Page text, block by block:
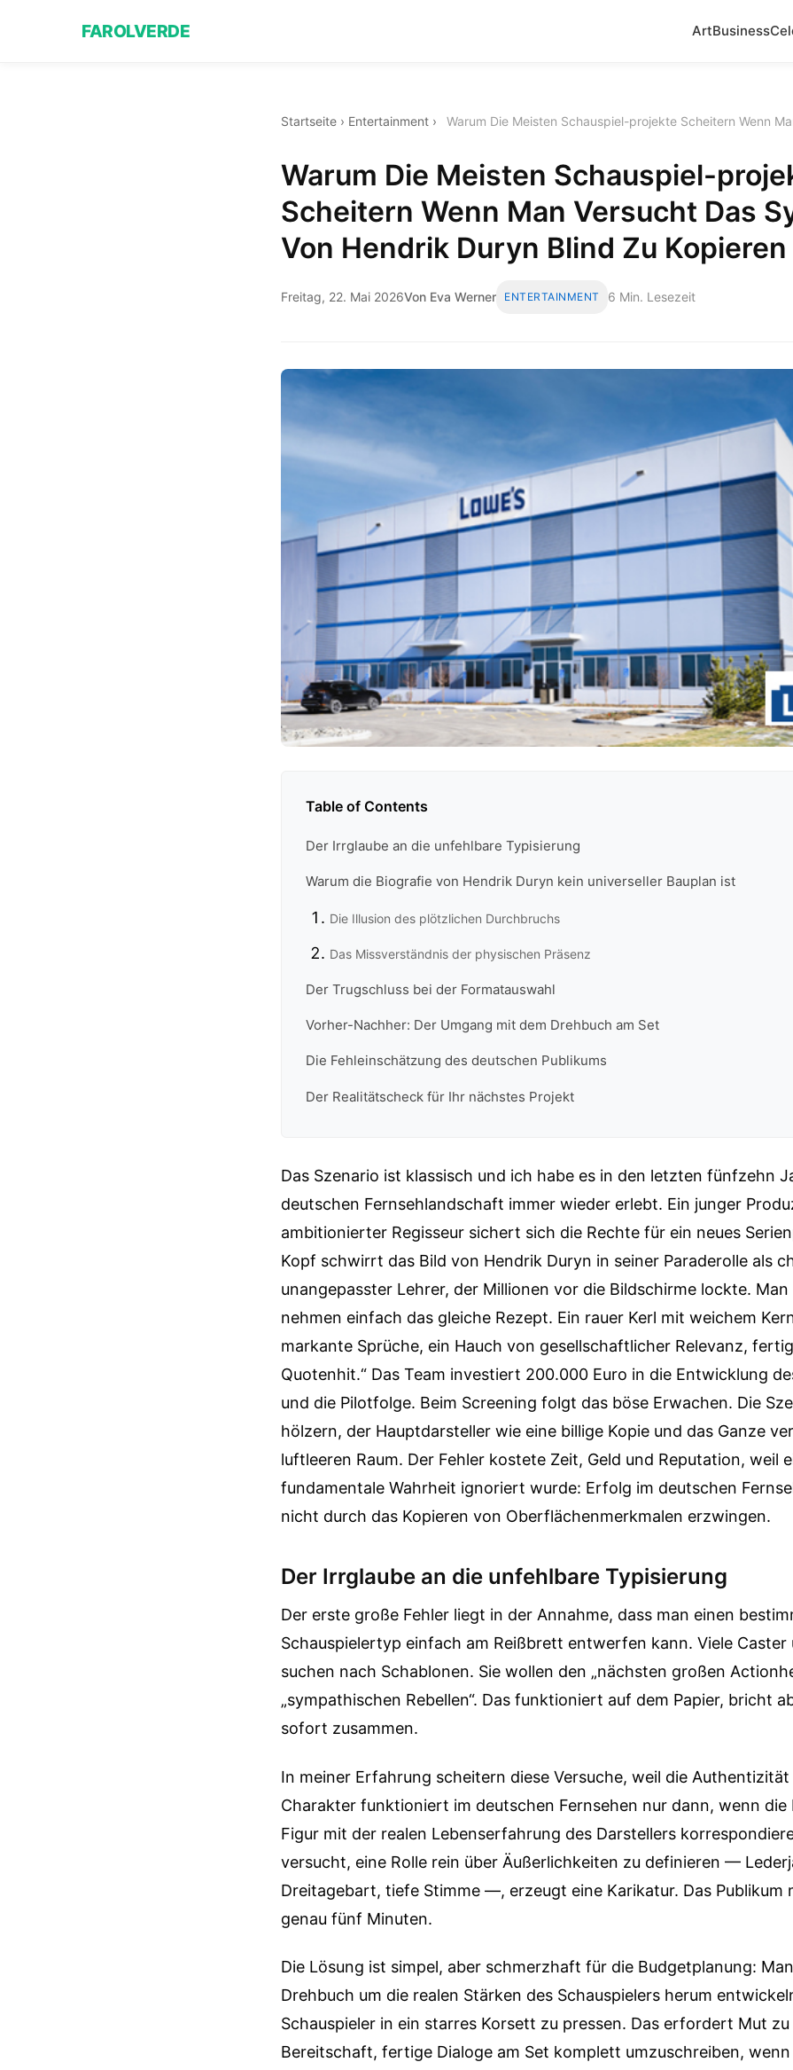
FAROLVERDE ArtBusiness
Startseite › Entertainment › Warum Die Meisten Schauspiel-projekte Scheitern Wenn
Warum Die Meisten Schauspiel-
Scheitern Wenn Man Versucht Das
Von Hendrik Duryn Blind Zu Kopieren
Freitag, 22. Mai 2026Von Eva Werner ENTERTAINMENT 6 Min. Lesezeit
Table of Contents
Der Irrglaube an die unfehlbare Typisierung
Warum die Biografie von Hendrik Duryn kein universeller Bauplan ist
Die Illusion des plötzlichen Durchbruchs
Das Missverständnis der physischen Präsenz
Der Trugschluss bei der Formatauswahl
Vorher-Nachher: Der Umgang mit dem Drehbuch am Set
Die Fehleinschätzung des deutschen Publikums
Der Realitätscheck für Ihr nächstes Projekt
Das Szenario ist klassisch und ich habe es in den letzten fünfzehn
deutschen Fernsehlandschaft immer wieder erlebt. Ein junger
ambitionierter Regisseur sichert sich die Rechte für ein neues
Kopf schwirrt das Bild von Hendrik Duryn in seiner Paraderolle als
unangepasster Lehrer, der Millionen vor die Bildschirme lockte. Man
nehmen einfach das gleiche Rezept. Ein rauer Kerl mit weichem
markante Sprüche, ein Hauch von gesellschaftlicher Relevanz,
Quotenhit.“ Das Team investiert 200.000 Euro in die Entwicklung
und die Pilotfolge. Beim Screening folgt das böse Erwachen. Die
hölzern, der Hauptdarsteller wie eine billige Kopie und das Ganze
luftleeren Raum. Der Fehler kostete Zeit, Geld und Reputation, weil
fundamentale Wahrheit ignoriert wurde: Erfolg im deutschen
nicht durch das Kopieren von Oberflächenmerkmalen erzwingen.
Der Irrglaube an die unfehlbare Typisierung
Der erste große Fehler liegt in der Annahme, dass man einen
Schauspielertyp einfach am Reißbrett entwerfen kann. Viele Caster
suchen nach Schablonen. Sie wollen den „nächsten großen
„sympathischen Rebellen“. Das funktioniert auf dem Papier, bricht
sofort zusammen.
In meiner Erfahrung scheitern diese Versuche, weil die
Charakter funktioniert im deutschen Fernsehen nur dann, wenn die
Figur mit der realen Lebenserfahrung des Darstellers
versucht, eine Rolle rein über Äußerlichkeiten zu definieren —
Dreitagebart, tiefe Stimme —, erzeugt eine Karikatur. Das Publikum
genau fünf Minuten.
Die Lösung ist simpel, aber schmerzhaft für die Budgetplanung:
Drehbuch um die realen Stärken des Schauspielers herum
Schauspieler in ein starres Korsett zu pressen. Das erfordert Mut
Bereitschaft, fertige Dialoge am Set komplett umzuschreiben,